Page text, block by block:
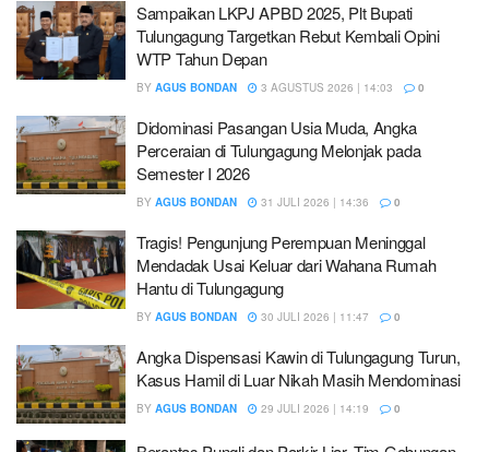
Sampaikan LKPJ APBD 2025, Plt Bupati
Tulungagung Targetkan Rebut Kembali Opini
WTP Tahun Depan
BY AGUS BONDAN 3 AGUSTUS 2026 | 14:03 0
Didominasi Pasangan Usia Muda, Angka
Perceraian di Tulungagung Melonjak pada
Semester I 2026
BY AGUS BONDAN 31 JULI 2026 | 14:36 0
Tragis! Pengunjung Perempuan Meninggal
Mendadak Usai Keluar dari Wahana Rumah
Hantu di Tulungagung
BY AGUS BONDAN 30 JULI 2026 | 11:47 0
Angka Dispensasi Kawin di Tulungagung Turun,
Kasus Hamil di Luar Nikah Masih Mendominasi
BY AGUS BONDAN 29 JULI 2026 | 14:19 0